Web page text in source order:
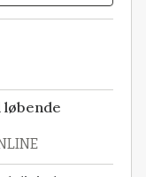
løbende